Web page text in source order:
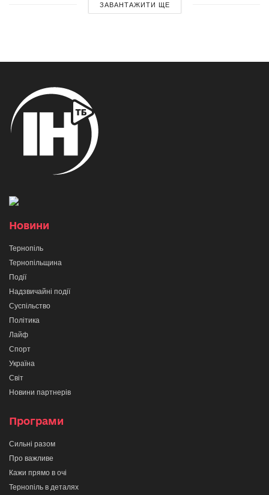
ЗАВАНТАЖИТИ ЩЕ
Новини
Тернопіль
Тернопільщина
Події
Надзвичайні події
Суспільство
Політика
Лайф
Спорт
Україна
Світ
Новини партнерів
Програми
Сильні разом
Про важливе
Кажи прямо в очі
Тернопіль в деталях